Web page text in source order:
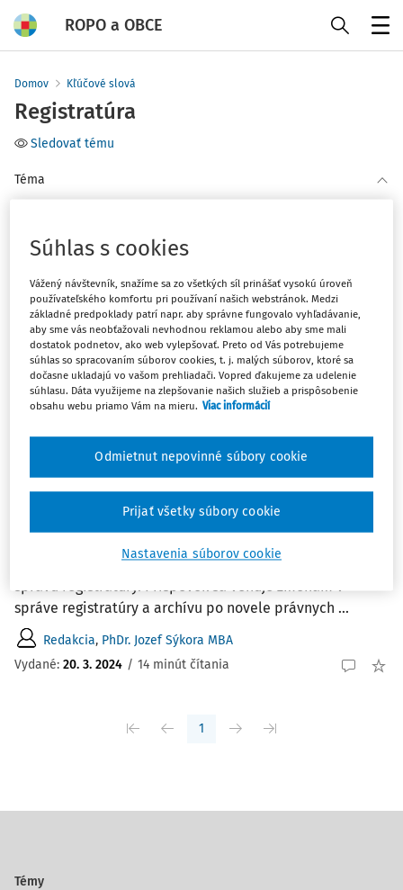
ROPO a OBCE
Domov Kľúčové slová
Registratúra
Sledovať tému
Téma
Účtovníctvo
Filter
Počet vyhľadaných dokumentov:1
Zoradiť podľa:
Najnovšie
Najstaršie
Zmeny v správe registratúry a archívu na
rok 2024
Registratúrny poriadok subjektu územnej samosprávy
upravuje správu registratúry centralizovaným spôsobom
s použitím elektronického informačného systému na
správu registratúry. Príspevok sa venuje zmenám v
správe registratúry a archívu po novele právnych ...
Redakcia, PhDr. Jozef Sýkora MBA
Vydané: 20. 3. 2024 / 14 minút čítania
1
Témy
Súhlas s cookies
Vážený návštevník, snažíme sa zo všetkých síl prinášať vysokú úroveň
používateľského komfortu pri používaní našich webstránok. Medzi
základné predpoklady patrí napr. aby správne fungovalo vyhľadávanie,
aby sme vás neobťažovali nevhodnou reklamou alebo aby sme mali
dostatok podnetov, ako web vylepšovať. Preto od Vás potrebujeme
súhlas so spracovaním súborov cookies, t. j. malých súborov, ktoré sa
dočasne ukladajú vo vašom prehliadači. Vopred ďakujeme za udelenie
súhlasu. Dáta využijeme na zlepšovanie našich služieb a prispôsobenie
obsahu webu priamo Vám na mieru. Viac informácií
Nastavenia súborov cookie
Odmietnut nepovinné súbory cookie
Prijať všetky súbory cookie